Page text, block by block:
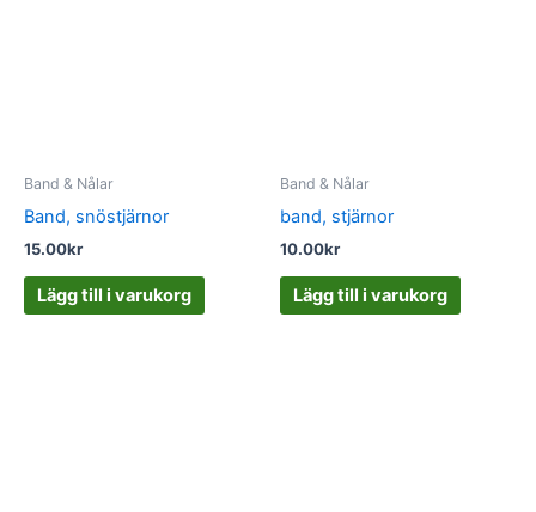
Band & Nålar
Band, snöstjärnor
15.00kr
Lägg till i varukorg
Band & Nålar
band, stjärnor
10.00kr
Lägg till i varukorg